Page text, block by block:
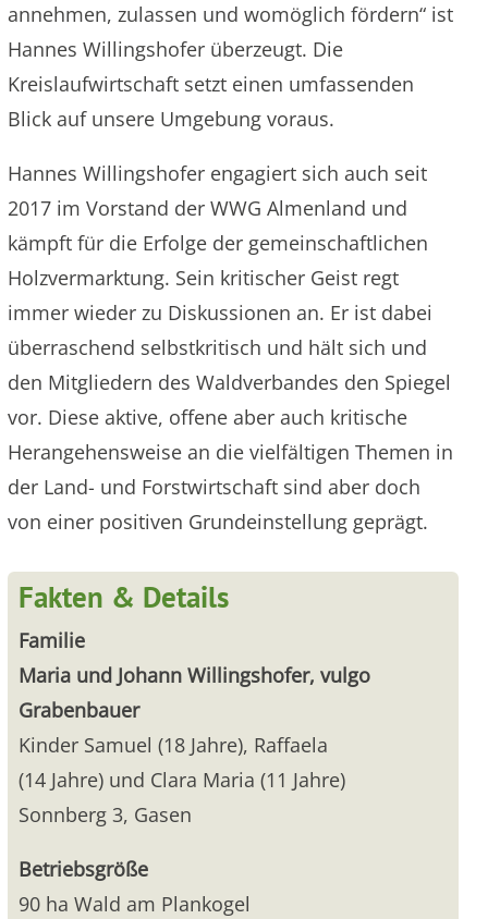
annehmen, zulassen und womöglich fördern“ ist
Hannes Willingshofer überzeugt. Die
Kreislaufwirtschaft setzt einen umfassenden
Blick auf unsere Umgebung voraus.
Hannes Willingshofer engagiert sich auch seit
2017 im Vorstand der WWG Almenland und
kämpft für die Erfolge der gemeinschaftlichen
Holzvermarktung. Sein kritischer Geist regt
immer wieder zu Diskussionen an. Er ist dabei
überraschend selbstkritisch und hält sich und
den Mitgliedern des Waldverbandes den Spiegel
vor. Diese aktive, offene aber auch kritische
Herangehensweise an die vielfältigen Themen in
der Land- und Forstwirtschaft sind aber doch
von einer positiven Grundeinstellung geprägt.
Fakten & Details
Familie
Maria und Johann Willingshofer, vulgo
Grabenbauer
Kinder Samuel (18 Jahre), Raffaela
(14 Jahre) und Clara Maria (11 Jahre)
Sonnberg 3, Gasen
Betriebsgröße
90 ha Wald am Plankogel